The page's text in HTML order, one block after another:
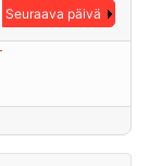
Seuraava päivä